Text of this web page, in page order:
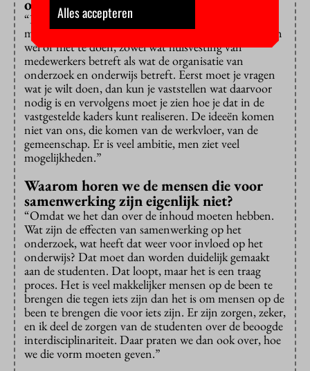
onlosmakelijk aan elkaar verbonden.
“Dat klopt, er is niet een volledige vrijheid blijheid
maar er is ademruimte, er kan besloten worden dingen
wel of niet te doen, zowel wat huisvesting van
medewerkers betreft als wat de organisatie van
onderzoek en onderwijs betreft. Eerst moet je vragen
wat je wilt doen, dan kun je vaststellen wat daarvoor
nodig is en vervolgens moet je zien hoe je dat in de
vastgestelde kaders kunt realiseren. De ideeën komen
niet van ons, die komen van de werkvloer, van de
gemeenschap. Er is veel ambitie, men ziet veel
mogelijkheden.”
Waarom horen we de mensen die voor
samenwerking zijn eigenlijk niet?
“Omdat we het dan over de inhoud moeten hebben.
Wat zijn de effecten van samenwerking op het
onderzoek, wat heeft dat weer voor invloed op het
onderwijs? Dat moet dan worden duidelijk gemaakt
aan de studenten. Dat loopt, maar het is een traag
proces. Het is veel makkelijker mensen op de been te
brengen die tegen iets zijn dan het is om mensen op de
been te brengen die voor iets zijn. Er zijn zorgen, zeker,
en ik deel de zorgen van de studenten over de beoogde
interdisciplinariteit. Daar praten we dan ook over, hoe
we die vorm moeten geven.”
Alles accepteren